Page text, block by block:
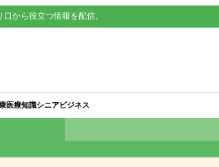
から役立つ情報を配信。
医療知識シニアビジネス